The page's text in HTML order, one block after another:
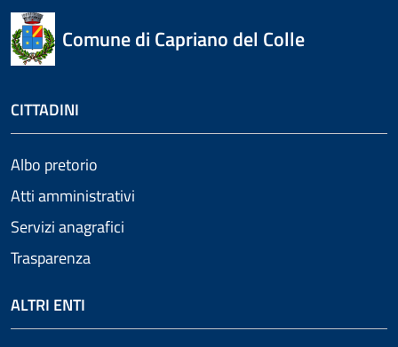
Comune di Capriano del Colle
CITTADINI
Albo pretorio
Atti amministrativi
Servizi anagrafici
Trasparenza
ALTRI ENTI